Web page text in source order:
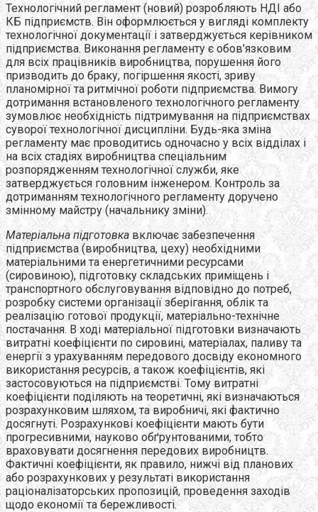
Технологічний регламент (новий) розробляють НДІ або
КБ підприємств. Він оформлюється у вигляді комплекту
технологічної документації і затверджується керівником
підприємства. Виконання регламенту є обов'язковим
для всіх працівників виробництва, порушення його
призводить до браку, погіршення якості, зриву
планомірної та ритмічної роботи підприємства. Вимогу
дотримання встановленого технологічного регламенту
зумовлює необхідність підтримування на підприємствах
суворої технологічної дисципліни. Будь-яка зміна
регламенту має проводитись одночасно у всіх відділах і
на всіх стадіях виробництва спеціальним
розпорядженням технологічної служби, яке
затверджується головним інженером. Контроль за
дотриманням технологічного регламенту доручено
змінному майстру (начальнику зміни).
Матеріальна підготовка включає забезпечення
підприємства (виробництва, цеху) необхідними
матеріальними та енергетичними ресурсами
(сировиною), підготовку складських приміщень і
транспортного обслуговування відповідно до потреб,
розробку системи організації зберігання, облік та
реалізацію готової продукції, матеріально-технічне
постачання. В ході матеріальної підготовки визначають
витратні коефіцієнти по сировині, матеріалах, паливу та
енергії з урахуванням передового досвіду економного
використання ресурсів, а також коефіцієнтів, які
застосовуються на підприємстві. Тому витратні
коефіцієнти поділяють на теоретичні, які визначаються
розрахунковим шляхом, та виробничі, які фактично
досягнуті. Розрахункові коефіцієнти мають бути
прогресивними, науково обґрунтованими, тобто
враховувати досягнення передових виробництв.
Фактичні коефіцієнти, як правило, нижчі від планових
або розрахункових у результаті використання
раціоналізаторських пропозицій, проведення заходів
щодо економії та бережливості.